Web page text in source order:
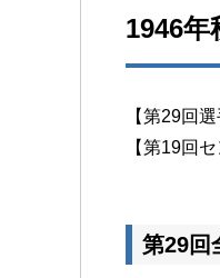
1946年
【第29回
【第19回
第29回